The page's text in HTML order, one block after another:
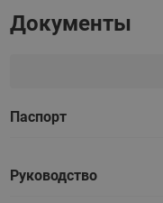
Документы
Паспорт
Руководство